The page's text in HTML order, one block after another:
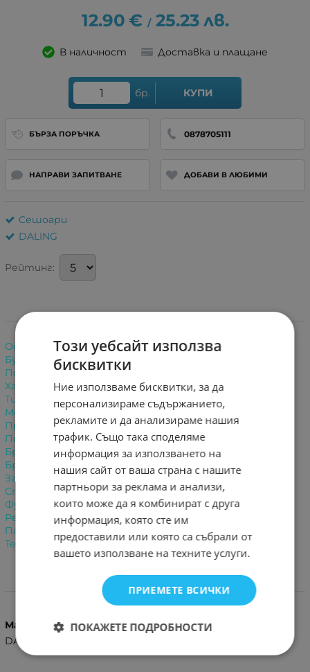
12.90 € / 25.23 лв.
В наличност Доставка и плащане
бр. КУПИ
БЪРЗА ПОРЪЧКА 0878705111
НАПРАВИ ЗАПИТВАНЕ ДОБАВИ В ЛЮБИМИ
Сешоари
DALING
Рейтинг:
Особености:
Бутон за студен въздух
Подвижен въздушен филтър
Характеристики:
Тип: сешоар
Мощност: 1000W
Примка за окачване: да
Подаване на студен въздух: да
Брой предавки: 2
Брой температурни режими: 3
Захранване: 220 V
Стилен мини преносим сешоар за пътуване
Функция Бързо изсушаване на косата
Режим на зареждане DC зарядно устройство
Подаръчна кутия размер 25.2*8.1*17.2
Тегло бруто 506 гр
Характеристики
Марка
DALING
Този уебсайт използва
бисквитки
Ние използваме бисквитки, за да
персонализираме съдържанието,
рекламите и да анализираме нашия
трафик. Също така споделяме
информация за използването на
нашия сайт от ваша страна с нашите
партньори за реклама и анализи,
които може да я комбинират с друга
информация, която сте им
предоставили или която са събрали от
вашето използване на техните услуги.
ПРИЕМЕТЕ ВСИЧКИ
ПОКАЖЕТЕ ПОДРОБНОСТИ